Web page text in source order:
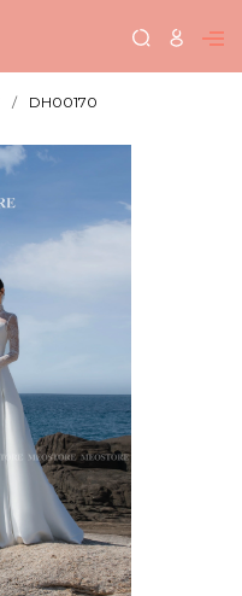
DH00170